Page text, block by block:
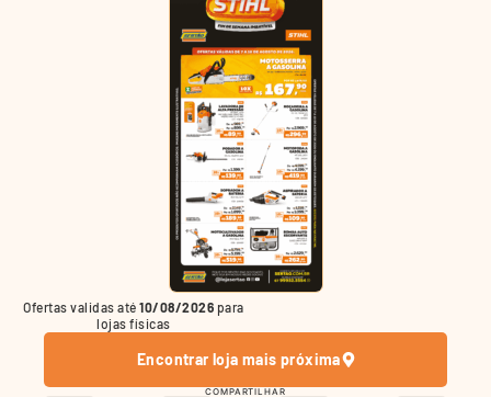
Ofertas validas até10/08/2026 para
lojas físicas
Encontrar loja mais próxima
COMPARTILHAR